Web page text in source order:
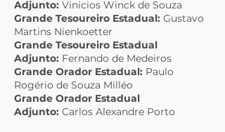
Adjunto: Vinicios Winck de Souza
Grande Tesoureiro Estadual: Gustavo
Martins Nienkoetter
Grande Tesoureiro Estadual
Adjunto: Fernando de Medeiros
Grande Orador Estadual: Paulo
Rogério de Souza Milléo
Grande Orador Estadual
Adjunto: Carlos Alexandre Porto